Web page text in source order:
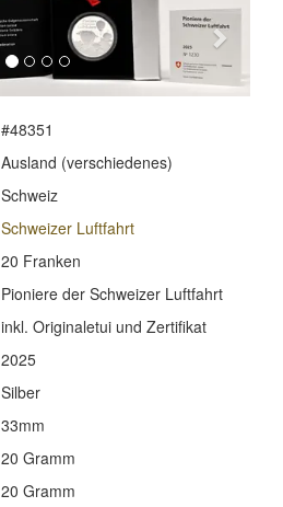
Next
#48351
Ausland (verschiedenes)
Schweiz
Schweizer Luftfahrt
20 Franken
Pioniere der Schweizer Luftfahrt
inkl. Originaletui und Zertifikat
2025
Silber
33mm
20 Gramm
20 Gramm